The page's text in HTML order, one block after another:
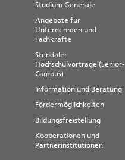
Studium Generale
Angebote für
Unternehmen und
Fachkräfte
Stendaler
Hochschulvorträge (Senior-
Campus)
Information und Beratung
Fördermöglichkeiten
Bildungsfreistellung
Kooperationen und
Partnerinstitutionen